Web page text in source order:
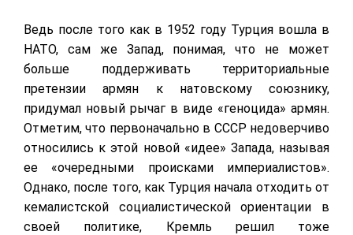
Ведь после того как в 1952 году Турция вошла в
НАТО, сам же Запад, понимая, что не может
больше поддерживать территориальные
претензии армян к натовскому союзнику,
придумал новый рычаг в виде «геноцида» армян.
Отметим, что первоначально в СССР недоверчиво
относились к этой новой «идее» Запада, называя
ее «очередными происками империалистов».
Однако, после того, как Турция начала отходить от
кемалистской социалистической ориентации в
своей политике, Кремль решил тоже